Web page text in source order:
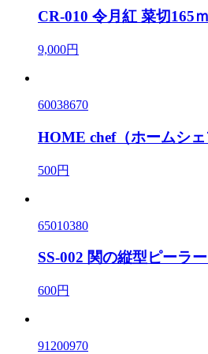
CR-010 令月紅 菜切165
9,000円
60038670
HOME chef（ホームシ
500円
65010380
SS-002 関の縦型ピーラ
600円
91200970